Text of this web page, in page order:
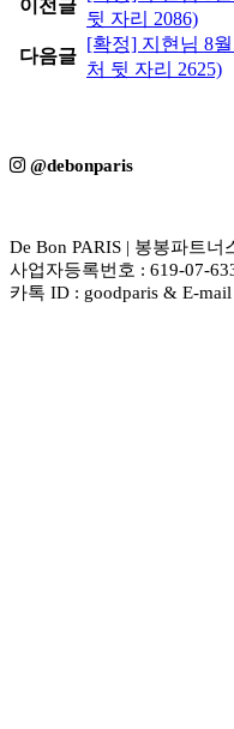
이전글
뒷 자리 2086)
다음글
[확정] 지현님 8
처 뒷 자리 2625)
@debonparis
De Bon PARIS | 봉봉파트너
사업자등록번호 : 619-07-
카톡 ID : goodparis & E-mail